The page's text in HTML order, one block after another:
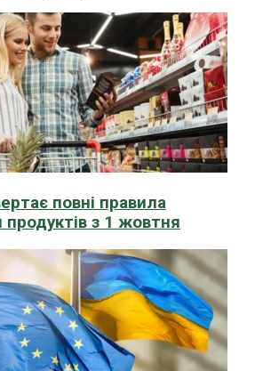
повні правила
продуктів з 1 жовтня